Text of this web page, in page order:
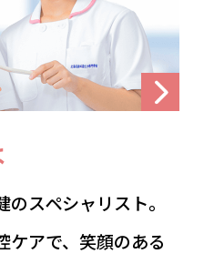
スペシャリスト。
ケアで、笑顔のある